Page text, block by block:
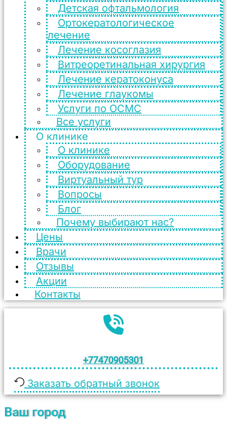
Детская офтальмология
Ортокератологическое
лечение
Лечение косоглазия
Витреоретинальная хирургия
Лечение кератоконуса
Лечение глаукомы
Услуги по ОСМС
Все услуги
О клинике
О клинике
Оборудование
Виртуальный тур
Вопросы
Блог
Почему выбирают нас?
Цены
Врачи
Отзывы
Акции
Контакты
+77470905301
Заказать обратный звонок
Ваш город